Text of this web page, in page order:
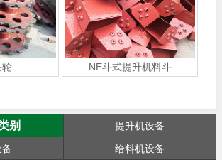
轮 NE斗式提升机料斗
别
提升机设备
给料机设备